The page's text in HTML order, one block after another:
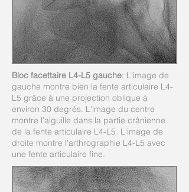
Bloc facettaire L4-L5 gauche: L'image de
gauche montre bien la fente articulaire L4-
L5 grâce à une projection oblique à
environ 30 degrés. L'image du centre
montre l'aiguille dans la partie crânienne
de la fente articulaire L4-L5. L'image de
droite montre l'arthrographie L4-L5 avec
une fente articulaire fine.